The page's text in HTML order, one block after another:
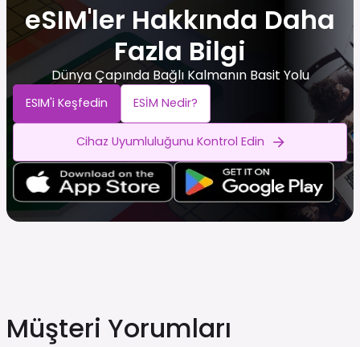
eSIM'ler Hakkında Daha
Fazla Bilgi
Dünya Çapında Bağlı Kalmanın Basit Yolu
ESIM'i Keşfedin ESİM Nedir?
Cihaz Uyumluluğunu Kontrol Edin
Müşteri Yorumları